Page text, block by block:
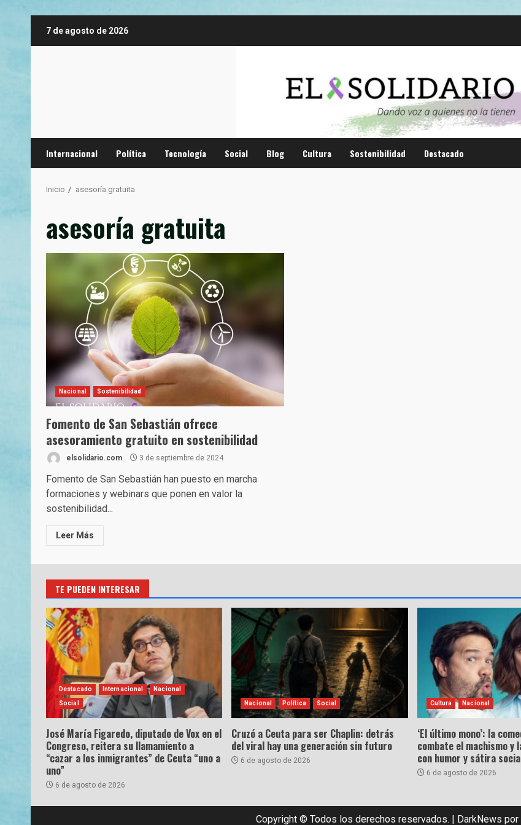
7 de agosto de 2026
Internacional Política Tecnología Social Blog Cultura Sostenibilidad Destacado
Inicio asesoría gratuita
asesoría gratuita
Nacional Sostenibilidad
Fomento de San Sebastián ofrece
asesoramiento gratuito en sostenibilidad
elsolidario.com 3 de septiembre de 2024
Fomento de San Sebastián han puesto en marcha
formaciones y webinars que ponen en valor la
sostenibilidad...
Leer Más
TE PUEDEN INTERESAR
Destacado Internacional Nacional
Social
José María Figaredo, diputado de Vox en el
Congreso, reitera su llamamiento a
“cazar a los inmigrantes” de Ceuta “uno a
uno”
6 de agosto de 2026
Nacional Política Social
Cruzó a Ceuta para ser Chaplin: detrás
del viral hay una generación sin futuro
6 de agosto de 2026
Cultura Nacional
‘El último mono’: la
combate el machismo y
con humor y sátira
6 de agosto de 2026
Copyright © Todos los derechos reservados. | DarkNews por